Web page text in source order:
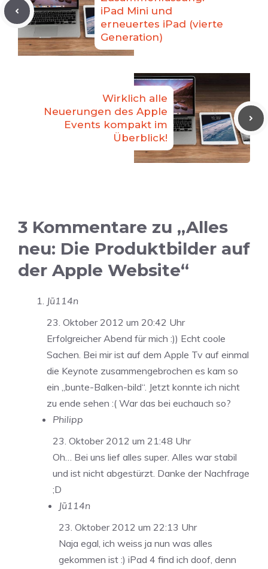
iPad Mini und
erneuertes iPad (vierte
Generation)
Wirklich alle
Neuerungen des Apple
Events kompakt im
Überblick!
3 Kommentare zu „Alles
neu: Die Produktbilder auf
der Apple Website“
Jū114n
23. Oktober 2012 um 20:42 Uhr
Erfolgreicher Abend für mich :)) Echt coole
Sachen. Bei mir ist auf dem Apple Tv auf einmal
die Keynote zusammengebrochen es kam so
ein „bunte-Balken-bild“. Jetzt konnte ich nicht
zu ende sehen :( War das bei euchauch so?
Philipp
23. Oktober 2012 um 21:48 Uhr
Oh… Bei uns lief alles super. Alles war stabil
und ist nicht abgestürzt. Danke der Nachfrage
;D
Jū114n
23. Oktober 2012 um 22:13 Uhr
Naja egal, ich weiss ja nun was alles
gekommen ist :) iPad 4 find ich doof, denn